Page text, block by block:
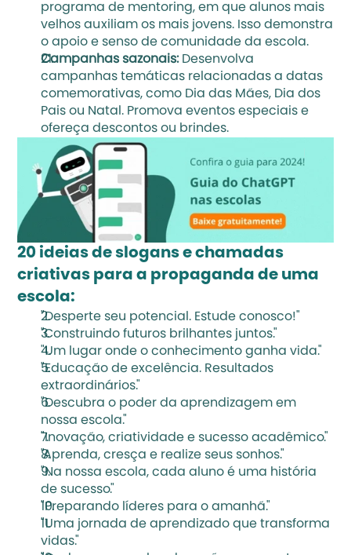
programa de mentoring, em que alunos mais
velhos auxiliam os mais jovens. Isso demonstra
o apoio e senso de comunidade da escola.
Campanhas sazonais: Desenvolva
campanhas temáticas relacionadas a datas
comemorativas, como Dia das Mães, Dia dos
Pais ou Natal. Promova eventos especiais e
ofereça descontos ou brindes.
20 ideias de slogans e chamadas
criativas para a propaganda de uma
escola:
"Desperte seu potencial. Estude conosco!"
"Construindo futuros brilhantes juntos."
"Um lugar onde o conhecimento ganha vida."
"Educação de excelência. Resultados
extraordinários."
"Descubra o poder da aprendizagem em
nossa escola."
"Inovação, criatividade e sucesso acadêmico."
"Aprenda, cresça e realize seus sonhos."
"Na nossa escola, cada aluno é uma história
de sucesso."
"Preparando líderes para o amanhã."
"Uma jornada de aprendizado que transforma
vidas."